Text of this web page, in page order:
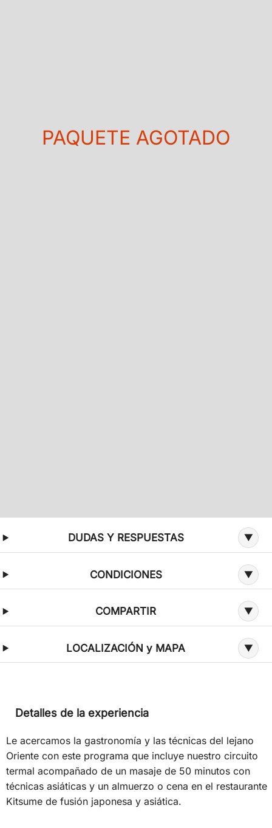
PAQUETE AGOTADO
Información adicional sobre la oferta
DUDAS Y RESPUESTAS
CONDICIONES
COMPARTIR
LOCALIZACIÓN y MAPA
Detalles de la experiencia
Le acercamos la gastronomía y las técnicas del lejano
Oriente con este programa que incluye nuestro circuito
termal acompañado de un masaje de 50 minutos con
técnicas asiáticas y un almuerzo o cena en el restaurante
Kitsume de fusión japonesa y asiática.